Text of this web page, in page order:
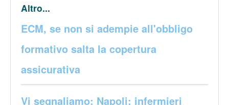
Altro...
ECM, se non si adempie all'obbligo
formativo salta la copertura
assicurativa
Vi segnaliamo: Napoli: infermieri